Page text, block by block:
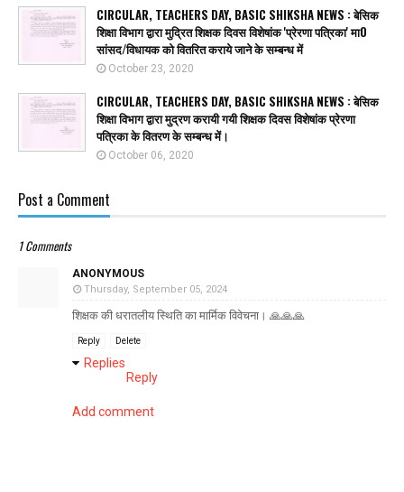
CIRCULAR, TEACHERS DAY, BASIC SHIKSHA NEWS : बेसिक
शिक्षा विभाग द्वारा मुद्रित शिक्षक दिवस विशेषांक 'प्रेरणा पत्रिका' मा0
सांसद/विधायक को वितरित कराये जाने के सम्बन्ध में
October 23, 2020
CIRCULAR, TEACHERS DAY, BASIC SHIKSHA NEWS : बेसिक
शिक्षा विभाग द्वारा मुद्रण करायी गयी शिक्षक दिवस विशेषांक प्रेरणा
पत्रिका के वितरण के सम्बन्ध में।
October 06, 2020
Post a Comment
1 Comments
ANONYMOUS
Thursday, September 05, 2024
शिक्षक की धरातलीय स्थिति का मार्मिक विवेचना। 🙏🙏🙏
Reply Delete
Replies
Reply
Add comment